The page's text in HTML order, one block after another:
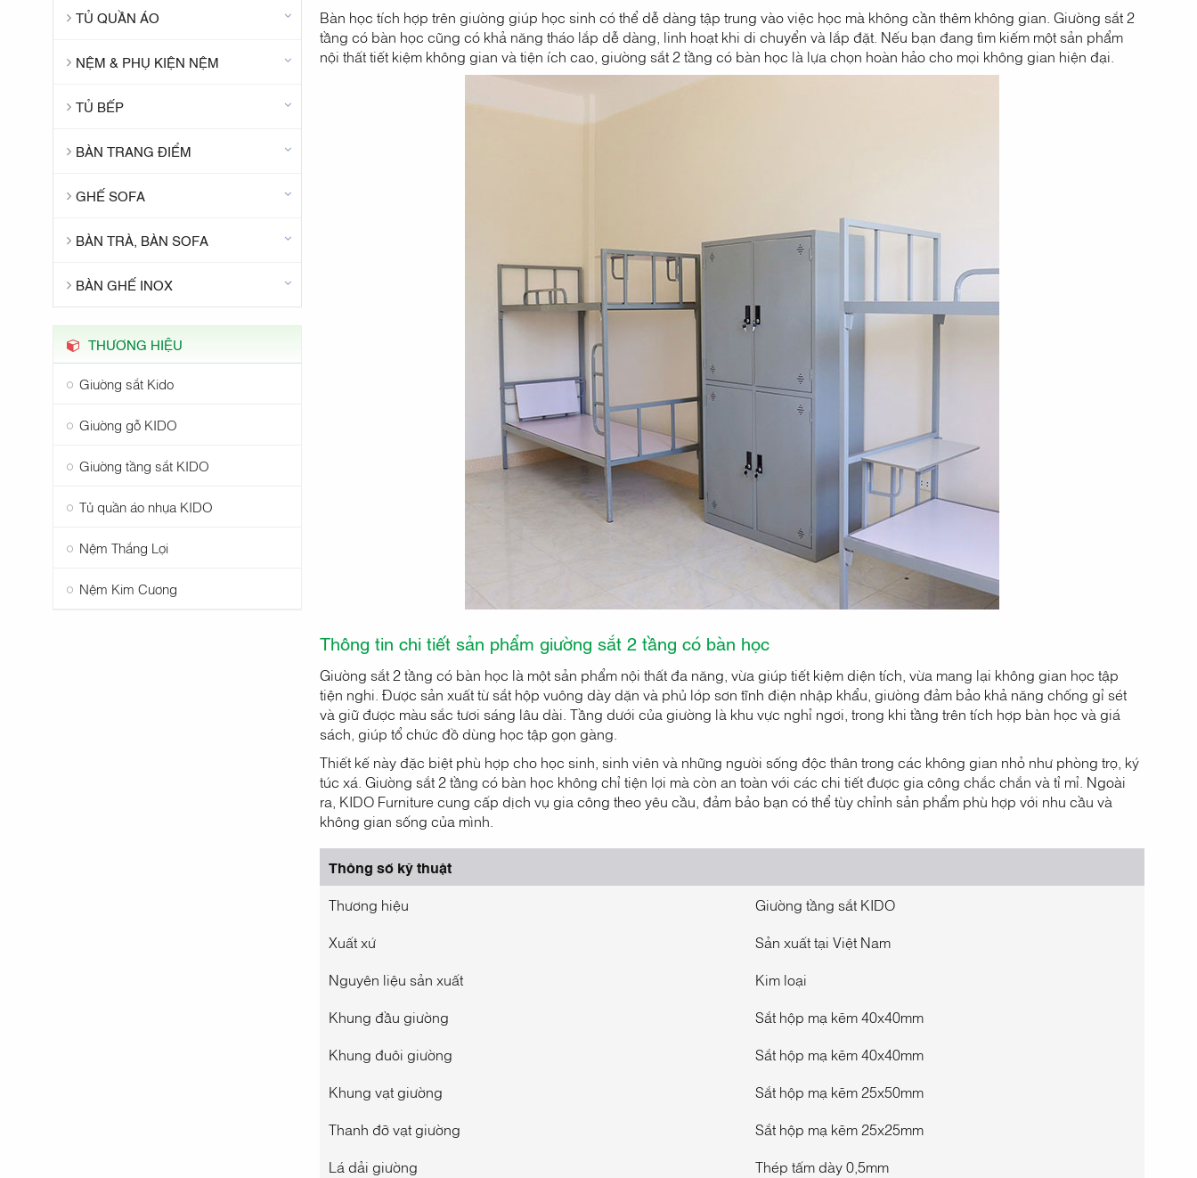
TỦ QUẦN ÁO
NỆM & PHỤ KIỆN NỆM
TỦ BẾP
BÀN TRANG ĐIỂM
GHẾ SOFA
BÀN TRÀ, BÀN SOFA
BÀN GHẾ INOX
THƯƠNG HIỆU
Giường sắt Kido
Giường gỗ KIDO
Giường tầng sắt KIDO
Tủ quần áo nhựa KIDO
Nệm Thắng Lợi
Nệm Kim Cương
Bàn học tích hợp trên giường giúp học sinh có thể dễ dàng tập trung vào việc học mà không cần thêm không gian. Giường sắt 2
tầng có bàn học cũng có khả năng tháo lắp dễ dàng, linh hoạt khi di chuyển và lắp đặt. Nếu bạn đang tìm kiếm một sản phẩm
nội thất tiết kiệm không gian và tiện ích cao, giường sắt 2 tầng có bàn học là lựa chọn hoàn hảo cho mọi không gian hiện đại.
Thông tin chi tiết sản phẩm giường sắt 2 tầng có bàn học
Giường sắt 2 tầng có bàn học là một sản phẩm nội thất đa năng, vừa giúp tiết kiệm diện tích, vừa mang lại không gian học tập
tiện nghi. Được sản xuất từ sắt hộp vuông dày dặn và phủ lớp sơn tĩnh điện nhập khẩu, giường đảm bảo khả năng chống gỉ sét
và giữ được màu sắc tươi sáng lâu dài. Tầng dưới của giường là khu vực nghỉ ngơi, trong khi tầng trên tích hợp bàn học và giá
sách, giúp tổ chức đồ dùng học tập gọn gàng.
Thiết kế này đặc biệt phù hợp cho học sinh, sinh viên và những người sống độc thân trong các không gian nhỏ như phòng trọ, ký
túc xá. Giường sắt 2 tầng có bàn học không chỉ tiện lợi mà còn an toàn với các chi tiết được gia công chắc chắn và tỉ mỉ. Ngoài
ra, KIDO Furniture cung cấp dịch vụ gia công theo yêu cầu, đảm bảo bạn có thể tùy chỉnh sản phẩm phù hợp với nhu cầu và
không gian sống của mình.
Thông số kỹ thuật
Thương hiệu
Giường tầng sắt KIDO
Xuất xứ
Sản xuất tại Việt Nam
Nguyên liệu sản xuất
Kim loại
Khung đầu giường
Sắt hộp mạ kẽm 40x40mm
Khung đuôi giường
Sắt hộp mạ kẽm 40x40mm
Khung vạt giường
Sắt hộp mạ kẽm 25x50mm
Thanh đỡ vạt giường
Sắt hộp mạ kẽm 25x25mm
Lá dải giường
Thép tấm dày 0,5mm